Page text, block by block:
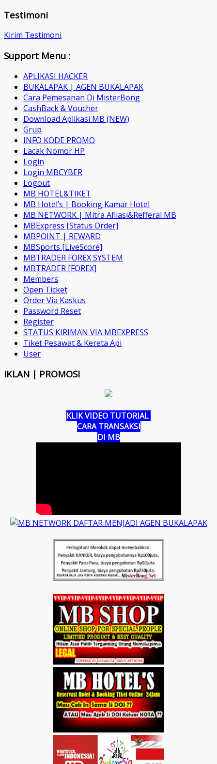
Testimoni
Kirim Testimoni
Support Menu :
APLIKASI HACKER
BUKALAPAK | AGEN BUKALAPAK
Cara Pemesanan Di MisterBong
CashBack & Voucher
Download Aplikasi MB (NEW)
Grup
INFO KODE PROMO
Lacak Nomor HP
Login
Login MBCYBER
Logout
MB HOTEL&TIKET
MB Hotel’s | Booking Kamar Hotel
MB NETWORK | Mitra Afliasi&Refferal MB
MBExpress [Status Order]
MBPOINT | REWARD
MBSports [LiveScore]
MBTRADER FOREX SYSTEM
MBTRADER [FOREX]
Members
Open Ticket
Order Via Kaskus
Password Reset
Register
STATUS KIRIMAN VIA MBEXPRESS
Tiket Pesawat & Kereta Api
User
IKLAN | PROMOSI
KLIK VIDEO TUTORIAL
CARA TRANSAKSI
DI MB